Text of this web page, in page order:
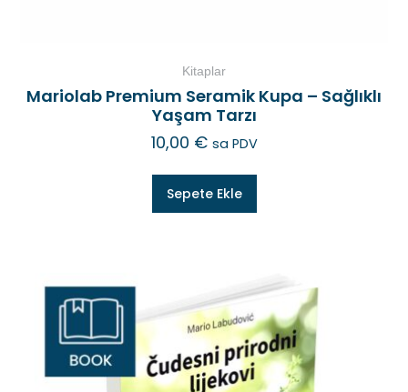
Kitaplar
Mariolab Premium Seramik Kupa – Sağlıklı
Yaşam Tarzı
10,00 € sa PDV
Sepete Ekle